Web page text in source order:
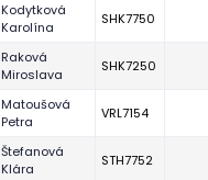
Kodytková
Karolína
SHK7750
Raková
Miroslava
SHK7250
Matoušová
Petra
VRL7154
Štefanová
Klára
STH7752